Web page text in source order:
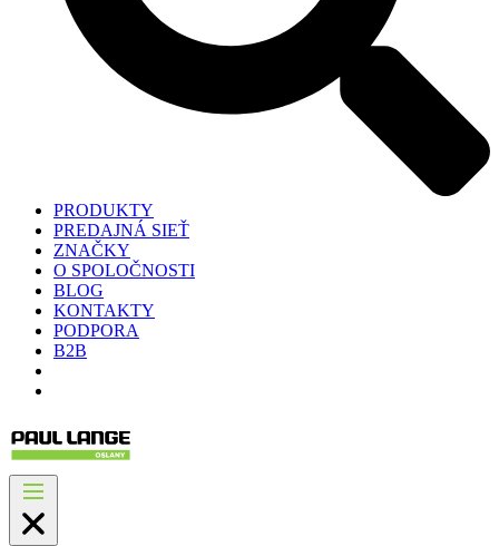
PRODUKTY
PREDAJNÁ SIEŤ
ZNAČKY
O SPOLOČNOSTI
BLOG
KONTAKTY
PODPORA
B2B